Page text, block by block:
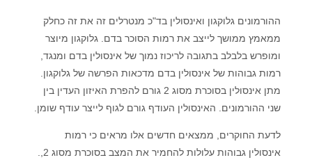
ההורמונים גלוקגון ואינסולין בד"כ מנטרלים זה את זה כחלק
ממאמץ ממושך לייצב את רמות הסוכר בדם. גלוקגון מיוצר
ומופרש בלבלב בתגובה לריכוז נמוך של אינסולין בדם ומנגד,
רמות גבוהות של אינסולין בדם מדכאות הפרשה של גלוקגון.
מתן אינסולין בסוכרת מסוג 2 גורם להפרת האיזון העדין בין
שני ההורמונים. האינסולין העודף גורם לגוף לייצר עודף שומן.
לדעת החוקרים, ממצאים חדשים אלו מראים כי רמות
אינסולין גבוהות עלולות להחמיר את המצב בסוכרת מסוג 2,.